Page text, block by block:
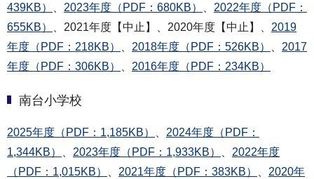
439KB）
2023年度（PDF：680KB）
2022年度（PDF：
655KB）
、2021年度【中止】、2020年度【中止】、 2019
年度（PDF：218KB）
2018年度（PDF：526KB）
2017
年度（PDF：306KB）
2016年度（PDF：234KB）
南台小学校
2025年度（PDF：1,185KB）
2024年度（PDF：
1,344KB）
2023年度（PDF：1,933KB）
2022年度
（PDF：1,015KB）
2021年度（PDF：383KB）
2020年